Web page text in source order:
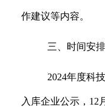
作建议等内容。
三、时间安排
2024年度科
入库企业公示， 12